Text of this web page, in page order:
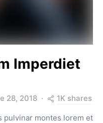
Imperdiet
28, 2018 1K shares
pulvinar montes lorem et